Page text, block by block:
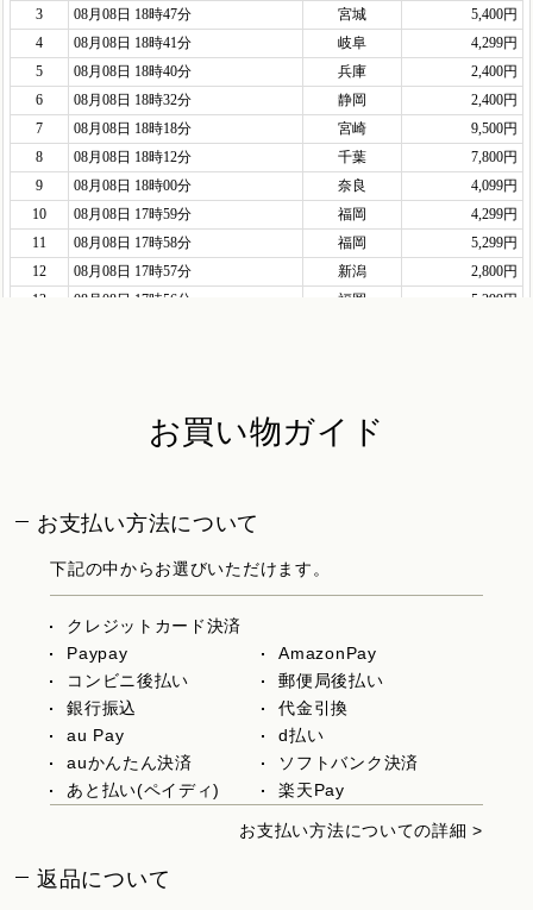
お買い物ガイド
お支払い方法について
下記の中からお選びいただけます。
クレジットカード決済
Paypay
AmazonPay
コンビニ後払い
郵便局後払い
銀行振込
代金引換
au Pay
d払い
auかんたん決済
ソフトバンク決済
あと払い(ペイディ)
楽天Pay
お支払い方法についての詳細 >
返品について